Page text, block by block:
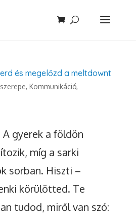
és megelőzd a meltdownt
, Kommunikáció,
A gyerek a földön
míg a sarki
sorban. Hiszti –
körülötted. Te
tudod, miről van szó: